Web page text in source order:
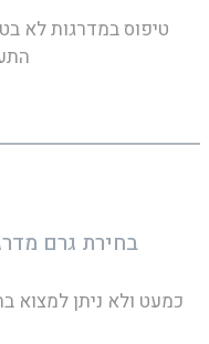
טיפוס במדרגות לא
בחירת גרם
כמעט ולא ניתן למצוא